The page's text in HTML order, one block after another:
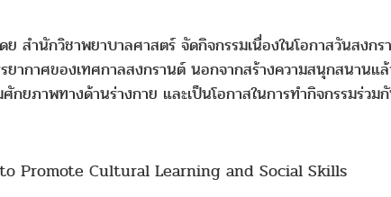
สำนักวิชาพยาบาลศาสตร์ จัดกิจกรรมเนื่องในโอกาสวันสงก
ยากาศของเทศกาลสงกรานต์ นอกจากสร้างความสนุกสนานแ
กยภาพทางด้านร่างกาย และเป็นโอกาสในการทำกิจกรรมร่วม
Promote Cultural Learning and Social Skills